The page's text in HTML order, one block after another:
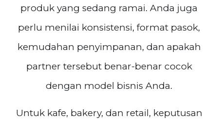
produk yang sedang ramai. Anda juga
perlu menilai konsistensi, format pasok,
kemudahan penyimpanan, dan apakah
partner tersebut benar-benar cocok
dengan model bisnis Anda.
Untuk kafe, bakery, dan retail, keputusan